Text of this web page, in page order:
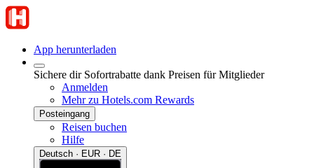
App herunterladen
Sichere dir Sofortrabatte dank Preisen für Mitglieder
Anmelden
Mehr zu Hotels.com Rewards
Posteingang
Reisen buchen
Hilfe
Deutsch · EUR · DE